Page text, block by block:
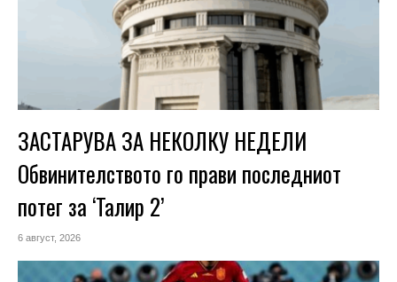
ЗАСТАРУВА ЗА НЕКОЛКУ НЕДЕЛИ
Обвинителството го прави последниот
потег за ‘Талир 2’
6 август, 2026